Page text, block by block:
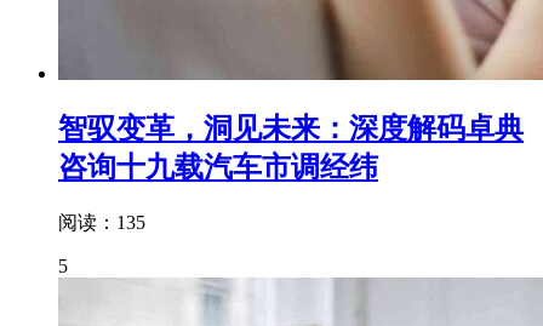
智驭变革，洞见未来：深度解码卓典
咨询十九载汽车市调经纬
阅读：135
5